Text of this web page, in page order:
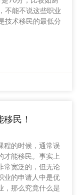
不能不说这些职业
技术移民的最低分
民！
程的时候，通常误
才能移民。事实上
常宽泛的，但无论
业的申请人中是优
，那么究竟什么是